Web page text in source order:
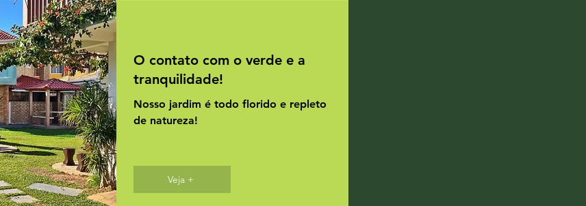
O contato com o verde e a
tranquilidade!
Nosso jardim é todo florido e repleto
de natureza!
Veja +